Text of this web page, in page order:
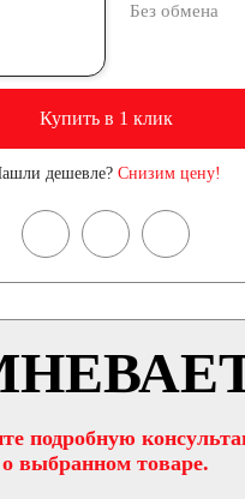
Без обмена
Купить в 1 клик
дешевле? Снизим цену!
подробную
о выбранном товаре.